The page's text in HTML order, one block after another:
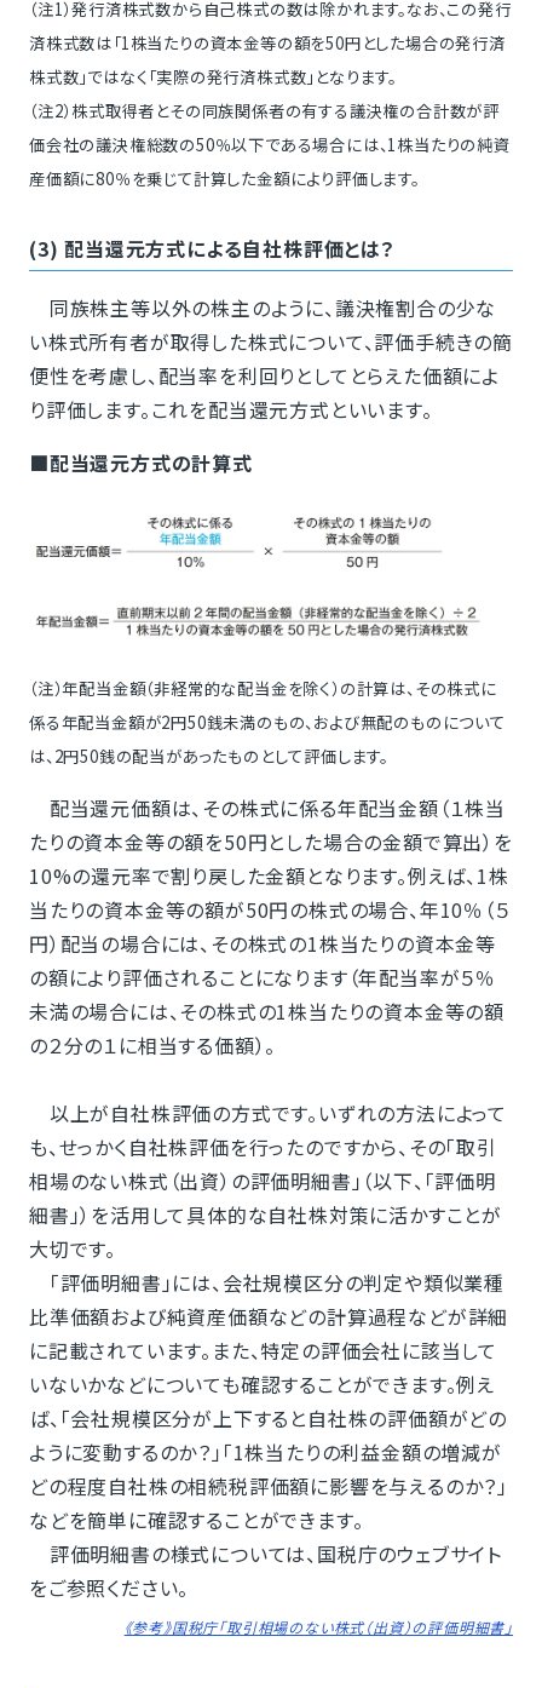
（注1）発行済株式数から自己株式の数は除かれます。なお、この発行
済株式数は「1株当たりの資本金等の額を50円とした場合の発行済
株式数」ではなく「実際の発行済株式数」となります。
（注2）株式取得者とその同族関係者の有する議決権の合計数が評
価会社の議決権総数の50％以下である場合には、1株当たりの純資
産価額に80％を乗じて計算した金額により評価します。
(3) 配当還元方式による自社株評価とは？
同族株主等以外の株主のように、議決権割合の少な
い株式所有者が取得した株式について、評価手続きの簡
便性を考慮し、配当率を利回りとしてとらえた価額によ
り評価します。これを配当還元方式といいます。
■配当還元方式の計算式
（注）年配当金額（非経常的な配当金を除く）の計算は、その株式に
係る年配当金額が2円50銭未満のもの、および無配のものについて
は、2円50銭の配当があったものとして評価します。
配当還元価額は、その株式に係る年配当金額（１株当
たりの資本金等の額を50円とした場合の金額で算出）を
10%の還元率で割り戻した金額となります。例えば、1株
当たりの資本金等の額が50円の株式の場合、年10％（５
円）配当の場合には、その株式の1株当たりの資本金等
の額により評価されることになります（年配当率が５％
未満の場合には、その株式の1株当たりの資本金等の額
の２分の１に相当する価額）。
以上が自社株評価の方式です。いずれの方法によって
も、せっかく自社株評価を行ったのですから、その「取引
相場のない株式（出資）の評価明細書」（以下、「評価明
細書」）を活用して具体的な自社株対策に活かすことが
大切です。
「評価明細書」には、会社規模区分の判定や類似業種
比準価額および純資産価額などの計算過程などが詳細
に記載されています。また、特定の評価会社に該当して
いないかなどについても確認することができます。例え
ば、「会社規模区分が上下すると自社株の評価額がどの
ように変動するのか？」「1株当たりの利益金額の増減が
どの程度自社株の相続税評価額に影響を与えるのか？」
などを簡単に確認することができます。
評価明細書の様式については、国税庁のウェブサイト
をご参照ください。
《参考》国税庁「取引相場のない株式（出資）の評価明細書」